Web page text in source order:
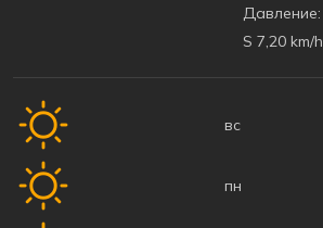
Давление:
S 7,20 km/h
вс
пн